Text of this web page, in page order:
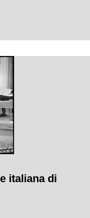
italiana di